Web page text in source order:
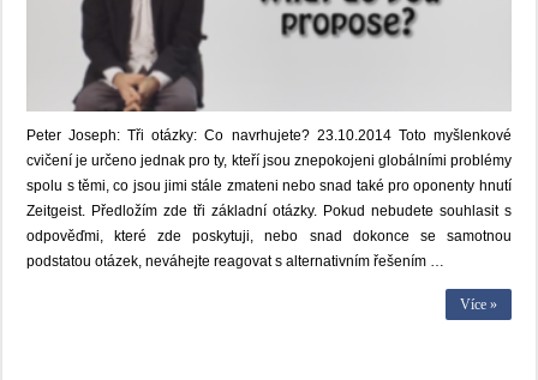
Peter Joseph: Tři otázky: Co navrhujete? 23.10.2014 Toto myšlenkové
cvičení je určeno jednak pro ty, kteří jsou znepokojeni globálními problémy
spolu s těmi, co jsou jimi stále zmateni nebo snad také pro oponenty hnutí
Zeitgeist. Předložím zde tři základní otázky. Pokud nebudete souhlasit s
odpověďmi, které zde poskytuji, nebo snad dokonce se samotnou
podstatou otázek, neváhejte reagovat s alternativním řešením …
Více »